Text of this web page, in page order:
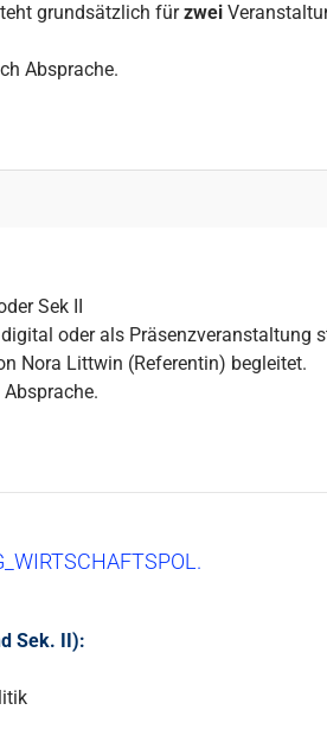
grundsätzlich fürzwei
Absprache.
Sek II
oder als Präsenzveranstaltung
Nora Littwin (Referentin) begleitet.
Sek. II):